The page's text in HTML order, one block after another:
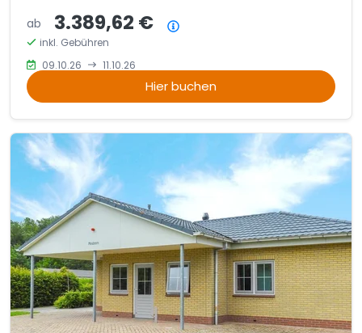
ab 3.389,62 €
inkl. Gebühren
09.10.26
11.10.26
Hier buchen